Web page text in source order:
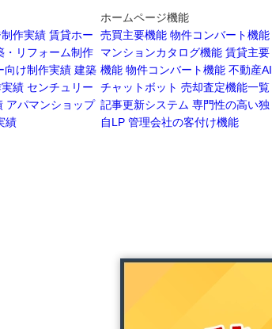
作実績 賃貸ホー
・リフォーム制作
向け制作実績 建築
績 センチュリー
アパマンショップ
績
ホームページ機能
売買主要機能 物件コンバート機能
マンションカタログ機能 賃貸主要
機能 物件コンバート機能 不動産AI
チャットボット 売却査定機能一覧
記事更新システム 専門性の高い独
自LP 管理会社の客付け機能